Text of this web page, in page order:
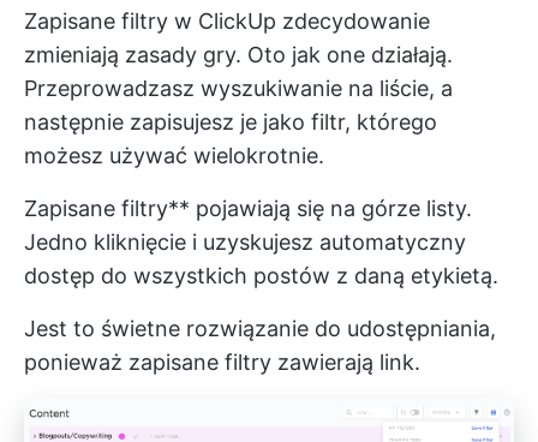
Zapisane filtry w ClickUp zdecydowanie
zmieniają zasady gry. Oto jak one działają.
Przeprowadzasz wyszukiwanie na liście, a
następnie zapisujesz je jako filtr, którego
możesz używać wielokrotnie.
Zapisane filtry** pojawiają się na górze listy.
Jedno kliknięcie i uzyskujesz automatyczny
dostęp do wszystkich postów z daną etykietą.
Jest to świetne rozwiązanie do udostępniania,
ponieważ zapisane filtry zawierają link.